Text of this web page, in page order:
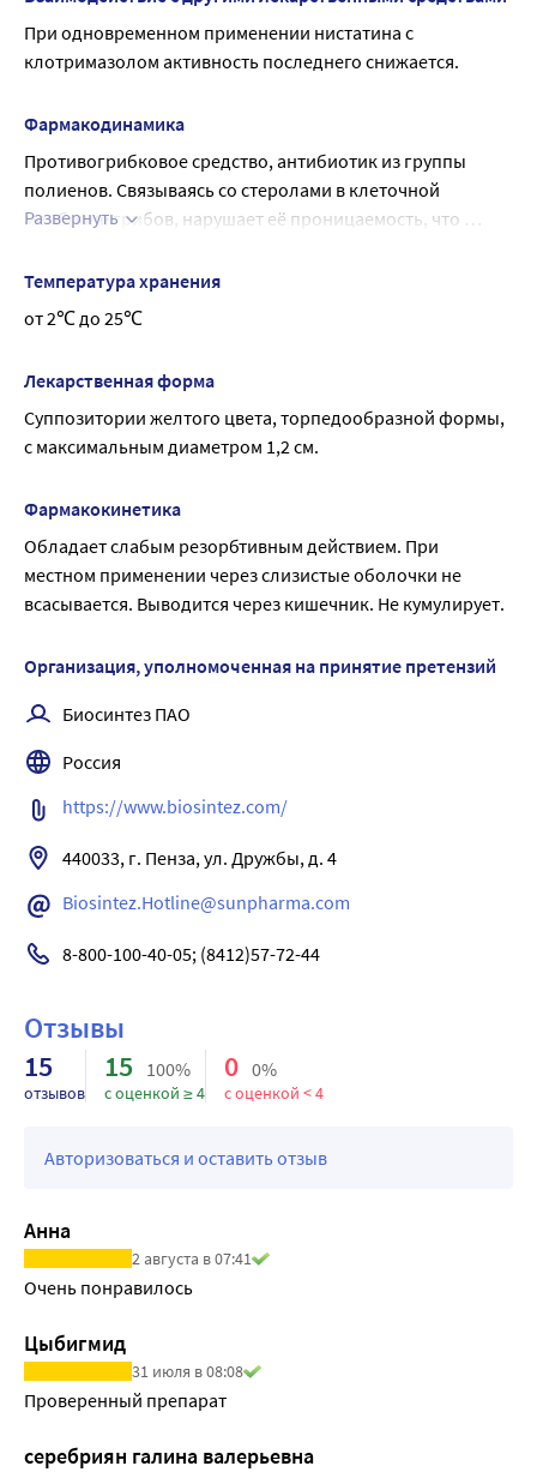
При одновременном применении нистатина с
клотримазолом активность последнего снижается.
Фармакодинамика
Противогрибковое средство, антибиотик из группы
полиенов. Связываясь со стеролами в клеточной
мембране грибов, нарушает её проницаемость, что
Активен в отношении Candida albicans.
Развернуть
Температура хранения
от 2℃ до 25℃
Лекарственная форма
Суппозитории желтого цвета, торпедообразной формы,
с максимальным диаметром 1,2 см.
Фармакокинетика
Обладает слабым резорбтивным действием. При
местном применении через слизистые оболочки не
всасывается. Выводится через кишечник. Не кумулирует.
Организация, уполномоченная на принятие претензий
Биосинтез ПАО
Россия
https://www.biosintez.com/
440033, г. Пенза, ул. Дружбы, д. 4
Biosintez.Hotline@sunpharma.com
8-800-100-40-05; (8412)57-72-44
Отзывы
15
отзывов
15 100%
с оценкой ≥ 4
0 0%
с оценкой < 4
Авторизоваться и оставить отзыв
Анна
2 августа в 07:41
Очень понравилось
Цыбигмид
31 июля в 08:08
Проверенный препарат
серебриян галина валерьевна